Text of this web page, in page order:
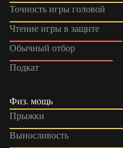
Точность игры головой
Чтение игры в защите
Обычный отбор
Подкат
Физ. мощь
Прыжки
Выносливость